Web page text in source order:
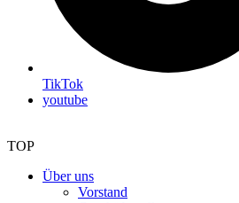
TikTok
youtube
TOP
Über uns
Vorstand